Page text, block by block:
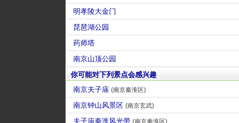
明孝陵大金门
琵琶湖公园
药师塔
南京山顶公园
你可能对下列景点会感兴趣
南京夫子庙 (南京秦淮区)
南京钟山风景区 (南京玄武)
夫子庙秦淮风光带 (南京秦淮区)